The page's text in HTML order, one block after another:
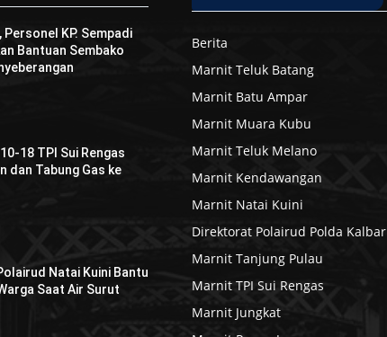
KP. Sempadi
Bantuan Sembako
18 TPI Sui Rengas
dan Tabung Gas ke
Natai Kuini Bantu
Saat Air Surut
Berita
Marnit Teluk Batang
Marnit Batu Ampar
Marnit Muara Kubu
Marnit Teluk Melano
Marnit Kendawangan
Marnit Natai Kuini
Direktorat Polairud Polda Kalbar
Marnit Tanjung Pulau
Marnit TPI Sui Rengas
Marnit Jungkat